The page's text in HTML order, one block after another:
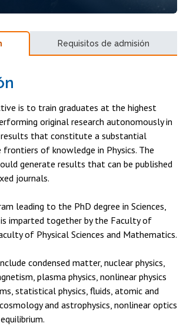
Requisitos de admisión
is to train graduates at the highest
original research autonomously in
results that constitute a substantial
of knowledge in Physics. The
generate results that can be published
journals.
leading to the PhD degree in Sciences,
imparted together by the Faculty of
of Physical Sciences and Mathematics.
condensed matter, nuclear physics,
plasma physics, nonlinear physics
statistical physics, fluids, atomic and
and astrophysics, nonlinear optics